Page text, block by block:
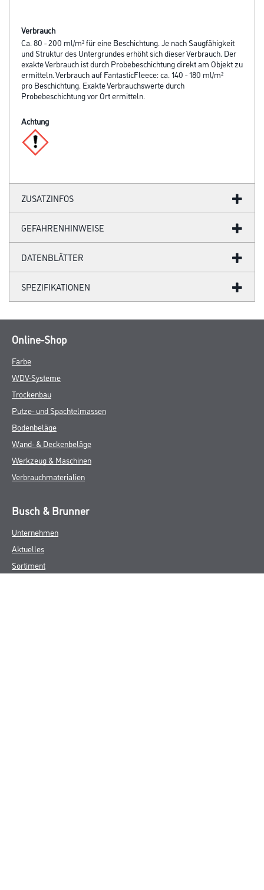
Verbrauch
Ca. 80 - 200 ml/m² für eine Beschichtung. Je nach Saugfähigkeit
und Struktur des Untergrundes erhöht sich dieser Verbrauch. Der
exakte Verbrauch ist durch Probebeschichtung direkt am Objekt zu
ermitteln. Verbrauch auf FantasticFleece: ca. 140 - 180 ml/m²
pro Beschichtung. Exakte Verbrauchswerte durch
Probebeschichtung vor Ort ermitteln.
Achtung
ZUSATZINFOS
GEFAHRENHINWEISE
DATENBLÄTTER
SPEZIFIKATIONEN
Online-Shop
Farbe
WDV-Systeme
Trockenbau
Putze- und Spachtelmassen
Bodenbeläge
Wand- & Deckenbeläge
Werkzeug & Maschinen
Verbrauchmaterialien
Busch & Brunner
Unternehmen
Aktuelles
Sortiment